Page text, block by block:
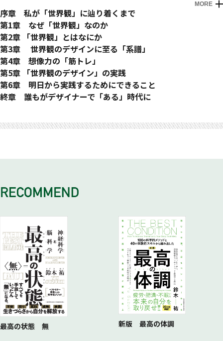
MORE
はじめに
序章 私が「世界観」に辿り着くまで
0-1 この先に「未来」はあるのか？
0-2 この「世界」に未来はあるのか？
0-3 ずっと「夢」を見ていたい
0-4 この事業に・組織に「ビジョン」はあるのか？
0-5 「創造」するために「想像」する
COLUMN1 アメリカのデザイン・フューチャリストとしての
筆者の実践
第1章 なぜ「世界観」なのか
1-1 「今日の非常識」は明日の常識
1-2 世界が変わっていく「順序」
1-3 創造性の「ヨコ」と「タテ」
1-4 「フォア × バック」キャスティング
1-5 世界観の「粒度」
1-6 「誰かが与えてくれる未来」無き時代
1-8 目指す未来は「1つ」なのか？
1-9 「君のいる場所」から世界を変えろ
1-11 「世界観」を描ける人材を増やす
1-14 未来が「抽象的」問題
1-16 「現実的」という名の敵
1-17 「世界観」で世界を変える
第2章 「世界観」とはなにか
2-1 「映画・アニメ・ゲーム」の世界観
2-2 「令和」の世界観
2-3 世界観の「具体事例」
2-4 「良い」世界観の条件
2-5 ファンタジーと「リアリティ」のあいだ
2-7 世界観の「立ち位置」
2-8 デザインを「通した」リサーチ
第3章 世界観のデザインに至る「系譜」
3-1 SHIFT：イノベーションの作法
3-2 スペキュラティヴ・デザイン
3-3 デザインド・リアリティーズ
3-4 トランジションデザイン
COLUMN2 クリティカルなデザイン教育の必要性
第4章 想像力の「筋トレ」
4-1 リバース・イマジネーション
4-2 リバース・イマジネーションの実践
COLUMN3 その他の「筋トレ」ツール
第5章 「世界観のデザイン」の実践
5-1 世界観のデザインプロセスの全体像
5-2 現在1：自覚（MINDFULNESS）
5-4 現在3：分析（ANALIZING）
5-5 過去1 ：発掘（EXCAVATING）
像力の筋トレ
5-7 未来2：構築（BUILDING）
5-9 未来4：使命（ENVISIONING）
5-10 未来5：移行（TRANSITIONING）
5-11 現在4：行動（DOING）
5-12 現在5：継続（ITERATING）
第6章 明日から実践するためにできること
6-1 実践でよく問われることに対するFAQ
終章 誰もがデザイナーで「ある」時代に
1. マインドフルネス・マップ（現在）
2. クエスチョン・ステートメント
4. ソーシャル・ドリーミングマトリクス
7. マインドフルネス・マップ（未来）
9. インパクト・ブレークダウン・ストラクチャー
10. インパクト内省ボード
最高の状態 無 新版 最高の体調